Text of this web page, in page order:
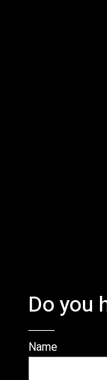
Do you
Name